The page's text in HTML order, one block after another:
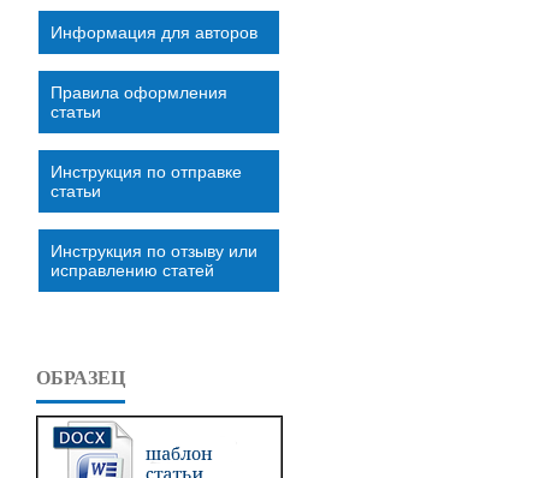
Информация для авторов
Правила оформления
статьи
Инструкция по отправке
статьи
Инструкция по отзыву или
исправлению статей
ОБРАЗЕЦ